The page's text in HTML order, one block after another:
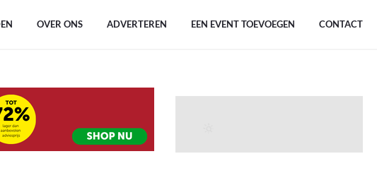
OVER ONS ADVERTEREN EEN EVENT TOEVOEGEN CONTACT